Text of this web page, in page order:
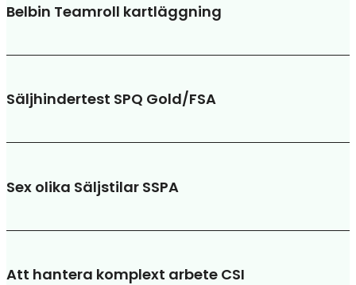
Belbin Teamroll kartläggning
Säljhindertest SPQ Gold/FSA
Sex olika Säljstilar SSPA
Att hantera komplext arbete CSI